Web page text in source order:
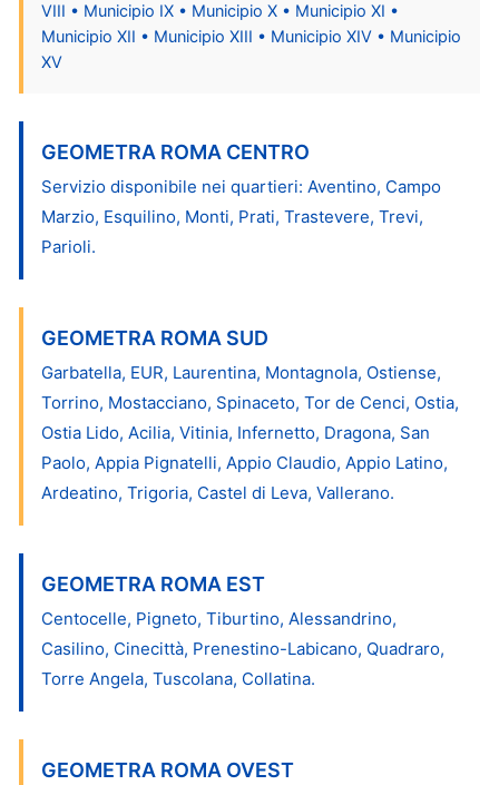
VIII • Municipio IX • Municipio X • Municipio XI •
Municipio XII • Municipio XIII • Municipio XIV • Municipio
XV
GEOMETRA ROMA CENTRO
Servizio disponibile nei quartieri: Aventino, Campo
Marzio, Esquilino, Monti, Prati, Trastevere, Trevi,
Parioli.
GEOMETRA ROMA SUD
Garbatella, EUR, Laurentina, Montagnola, Ostiense,
Torrino, Mostacciano, Spinaceto, Tor de Cenci, Ostia,
Ostia Lido, Acilia, Vitinia, Infernetto, Dragona, San
Paolo, Appia Pignatelli, Appio Claudio, Appio Latino,
Ardeatino, Trigoria, Castel di Leva, Vallerano.
GEOMETRA ROMA EST
Centocelle, Pigneto, Tiburtino, Alessandrino,
Casilino, Cinecittà, Prenestino-Labicano, Quadraro,
Torre Angela, Tuscolana, Collatina.
GEOMETRA ROMA OVEST